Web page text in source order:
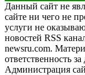
Данный сайт не
сайте ни чего не
услуги не
новостей RSS
newsru.com.
ответственность
Администрация